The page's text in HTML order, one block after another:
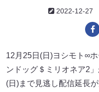
2022-12-27
12月25日(日)ヨシモト∞
ンドッグ＄ミリオネア2
(日)まで見逃し配信延長